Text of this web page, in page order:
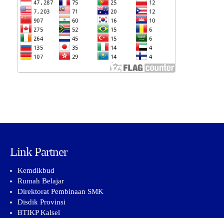
Link Partner
Kemdikbud
Rumah Belajar
Direktorat Pembinaan SMK
Disdik Provinsi
BTIKP Kalsel